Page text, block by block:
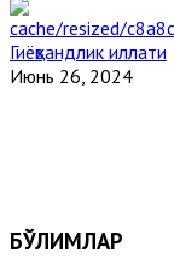
Гиёҳвандлик иллати
Июнь 26, 2024
БЎЛИМЛАР